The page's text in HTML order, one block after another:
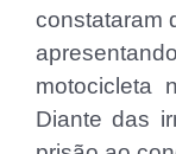
constataram
motocicleta
Diante das